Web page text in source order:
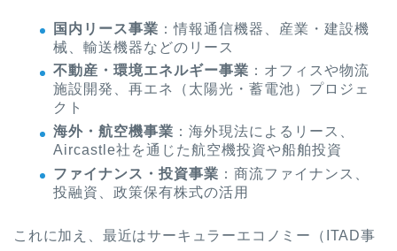
国内リース事業 ：情報通信機器、産業・建設機
械、輸送機器などのリース
不動産・環境エネルギー事業 ：オフィスや物流
施設開発、再エネ（太陽光・蓄電池）プロジェ
クト
海外・航空機事業 ：海外現法によるリース、
Aircastle社を通じた航空機投資や船舶投資
ファイナンス・投資事業 ：商流ファイナンス、
投融資、政策保有株式の活用
これに加え、最近はサーキュラーエコノミー（ITAD事